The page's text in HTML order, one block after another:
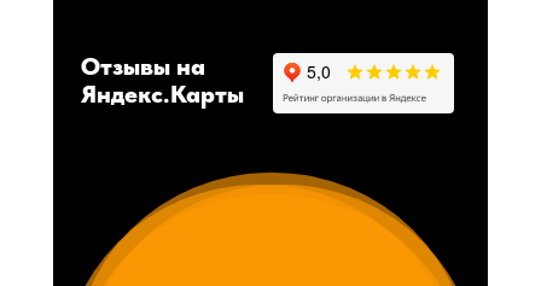
Отзывы на
Яндекс.Карты